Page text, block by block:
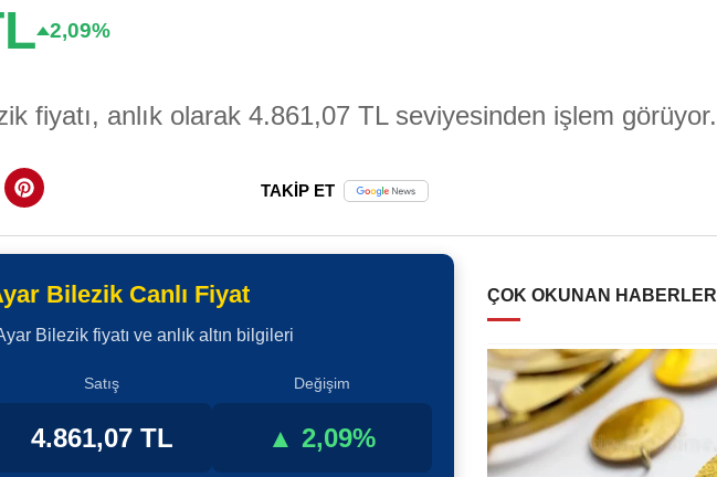
2,09%
fiyatı, anlık olarak 4.861,07 TL seviyesinden işlem görüyor.
TAKİP ET
Bilezik Canlı Fiyat
Bilezik fiyatı ve anlık altın bilgileri
Satış
4.861,07 TL
Değişim
▲ 2,09%
ÇOK OKUNAN HABERLER